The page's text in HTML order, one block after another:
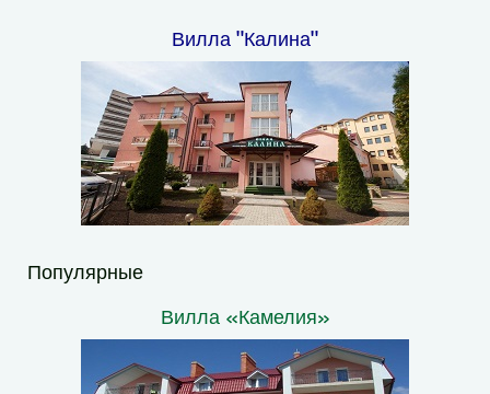
Вилла "Калина"
Популярные
Вилла «Камелия»